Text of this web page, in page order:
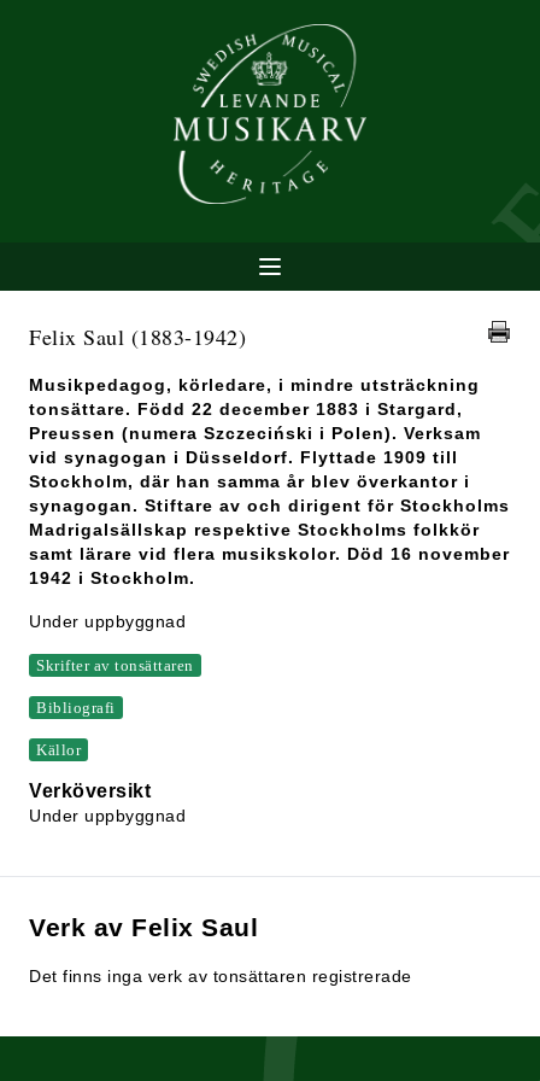
Felix Saul (1883-1942)
Musikpedagog, körledare, i mindre utsträckning
tonsättare. Född 22 december 1883 i Stargard,
Preussen (numera Szczeciński i Polen). Verksam
vid synagogan i Düsseldorf. Flyttade 1909 till
Stockholm, där han samma år blev överkantor i
synagogan. Stiftare av och dirigent för Stockholms
Madrigalsällskap respektive Stockholms folkkör
samt lärare vid flera musikskolor. Död 16 november
1942 i Stockholm.
Under uppbyggnad
Skrifter av tonsättaren
Bibliografi
Källor
Verköversikt
Under uppbyggnad
Verk av Felix Saul
Det finns inga verk av tonsättaren registrerade